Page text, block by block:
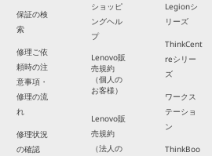
保証の検
索
修理ご依
頼時の注
意事項・
修理の流
れ
修理状況
の確認
ショッピ
ングヘル
プ
Lenovo販
売規約
（個人の
お客様）
Lenovo販
売規約
（法人の
Legionシ
リーズ
ThinkCent
reシリー
ズ
ワークス
テーショ
ン
ThinkBoo